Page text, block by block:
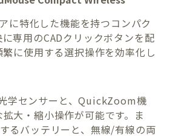
に特化した機能を持つコンパク
専用のCADクリックボタンを配
に使用する選択操作を効率化し
学センサーと、QuickZoom機
大・縮小操作が可能です。ま
るバッテリーと、無線/有線の両